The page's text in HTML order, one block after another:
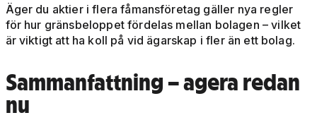
Äger du aktier i flera fåmansföretag gäller nya regler
för hur gränsbeloppet fördelas mellan bolagen – vilket
är viktigt att ha koll på vid ägarskap i fler än ett bolag.
Sammanfattning – agera redan
nu